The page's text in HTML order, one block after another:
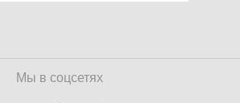
Мы в соцсетях